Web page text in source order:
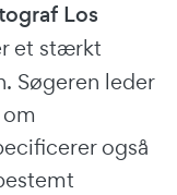
Los
et stærkt
Søgeren leder
også